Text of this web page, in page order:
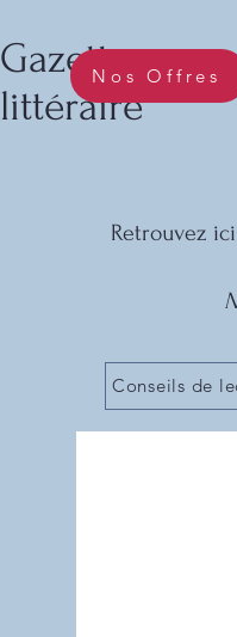
Gazette
littéraire
Nos Offres
Retrouvez
Conseils de